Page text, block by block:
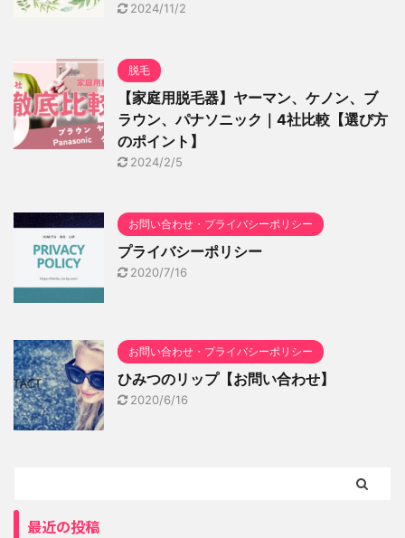
2024/11/2
脱毛
【家庭用脱毛器】ヤーマン、ケノン、ブ
ラウン、パナソニック｜4社比較【選び方
のポイント】
2024/2/5
お問い合わせ・プライバシーポリシー
プライバシーポリシー
2020/7/16
お問い合わせ・プライバシーポリシー
ひみつのリップ【お問い合わせ】
2020/6/16
最近の投稿